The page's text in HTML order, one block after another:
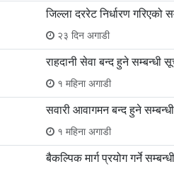
जिल्ला दररेट निर्धारण गरिएको
२३ दिन अगाडी
राहदानी सेवा बन्द हुने सम्बन्धी
१ महिना अगाडी
सवारी आवागमन बन्द हुने
१ महिना अगाडी
बैकल्पिक मार्ग प्रयोग गर्ने